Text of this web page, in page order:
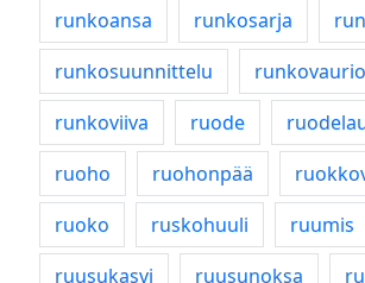
runkoansa runkosarja
runkosuunnittelu
runkovaurio
runkoviiva
ruode
ruoho
ruohonpää
ruoko
ruskohuuli ruumis
ruusukasvi
ruusunoksa